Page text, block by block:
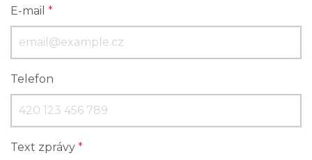
E-mail *
Telefon
Text zprávy *